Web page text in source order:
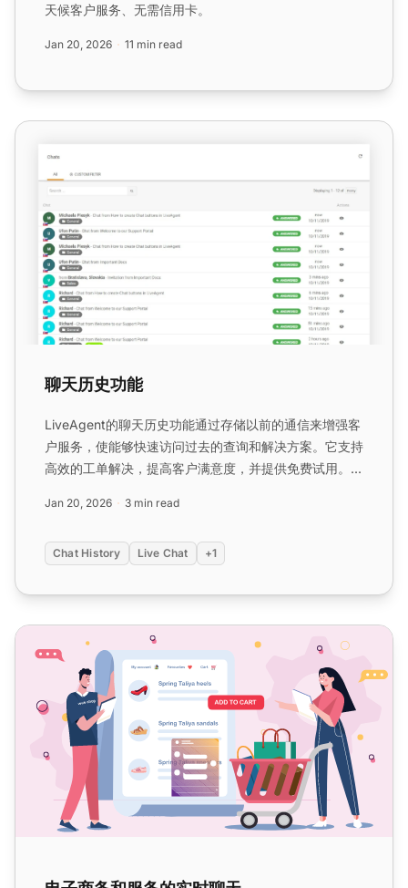
天候客户服务、无需信用卡。
Jan 20, 2026 11 min read
聊天历史功能
聊天历史功能
LiveAgent的聊天历史功能通过存储以前的通信来增强客
户服务，使能够快速访问过去的查询和解决方案。它支持
高效的工单解决，提高客户满意度，并提供免费试用。...
Jan 20, 2026 3 min read
Chat History Live Chat +1
电子商务和服务的实时聊天